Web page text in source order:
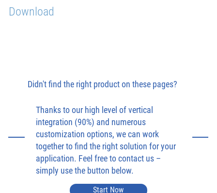
Download
Didn't find the right product on these pages?
Thanks to our high level of vertical
integration (90%) and numerous
customization options, we can work
together to find the right solution for your
application. Feel free to contact us –
simply use the button below.
Start Now